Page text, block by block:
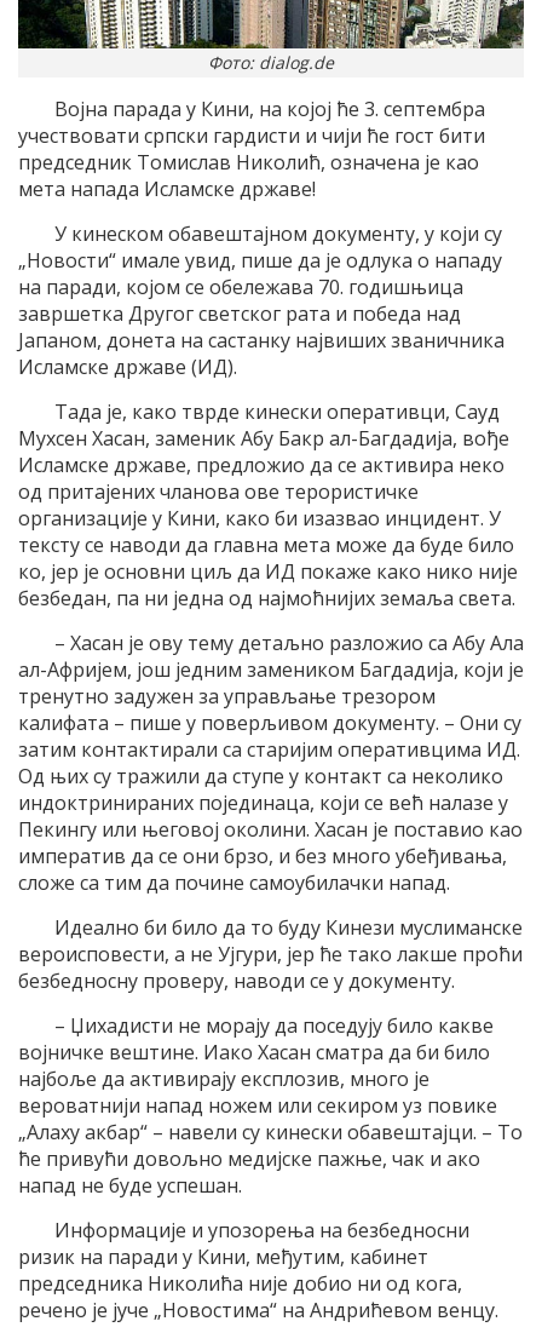
Фото: dialog.de
Војна парада у Кини, на којој ће 3. септембра
учествовати српски гардисти и чији ће гост бити
председник Томислав Николић, означена је као
мета напада Исламске државе!
У кинеском обавештајном документу, у који су
„Новости“ имале увид, пише да је одлука о нападу
на паради, којом се обележава 70. годишњица
завршетка Другог светског рата и победа над
Јапаном, донета на састанку највиших званичника
Исламске државе (ИД).
Тада је, како тврде кинески оперативци, Сауд
Мухсен Хасан, заменик Абу Бакр ал-Багдадија, вође
Исламске државе, предложио да се активира неко
од притајених чланова ове терористичке
организације у Кини, како би изазвао инцидент. У
тексту се наводи да главна мета може да буде било
ко, јер је основни циљ да ИД покаже како нико није
безбедан, па ни једна од најмоћнијих земаља света.
– Хасан је ову тему детаљно разложио са Абу Ала
ал-Афријем, још једним замеником Багдадија, који је
тренутно задужен за управљање трезором
калифата – пише у поверљивом документу. – Они су
затим контактирали са старијим оперативцима ИД.
Од њих су тражили да ступе у контакт са неколико
индоктринираних појединаца, који се већ налазе у
Пекингу или његовој околини. Хасан је поставио као
императив да се они брзо, и без много убеђивања,
сложе са тим да почине самоубилачки напад.
Идеално би било да то буду Кинези муслиманске
вероисповести, а не Ујгури, јер ће тако лакше проћи
безбедносну проверу, наводи се у документу.
– Џихадисти не морају да поседују било какве
војничке вештине. Иако Хасан сматра да би било
најбоље да активирају експлозив, много је
вероватнији напад ножем или секиром уз повике
„Алаху акбар“ – навели су кинески обавештајци. – То
ће привући довољно медијске пажње, чак и ако
напад не буде успешан.
Информације и упозорења на безбедносни
ризик на паради у Кини, међутим, кабинет
председника Николића није добио ни од кога,
речено је јуче „Новостима“ на Андрићевом венцу.